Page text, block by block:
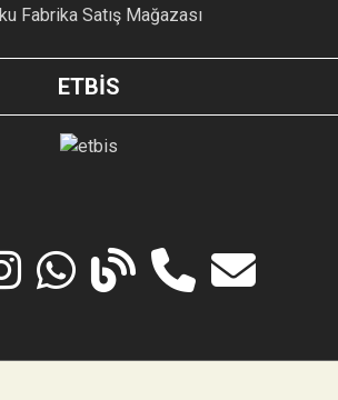
Fabrika Satış Mağazası
ETBİS